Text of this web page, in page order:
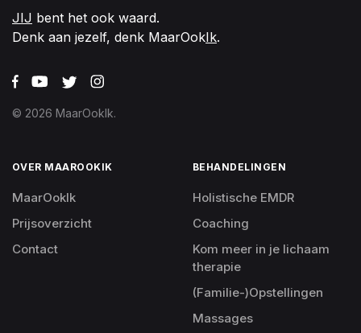
JIJ bent het ook waard.
Denk aan jezelf, denk MaarOokIk.
© 2026 MaarOokIk.
OVER MAAROOKIK
MaarOokIk
Prijsoverzicht
Contact
BEHANDELINGEN
Holistische EMDR
Coaching
Kom meer in je lichaam
therapie
(Familie-)Opstellingen
Massages